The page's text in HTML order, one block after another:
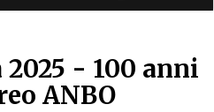
- 100 anni
ANBO